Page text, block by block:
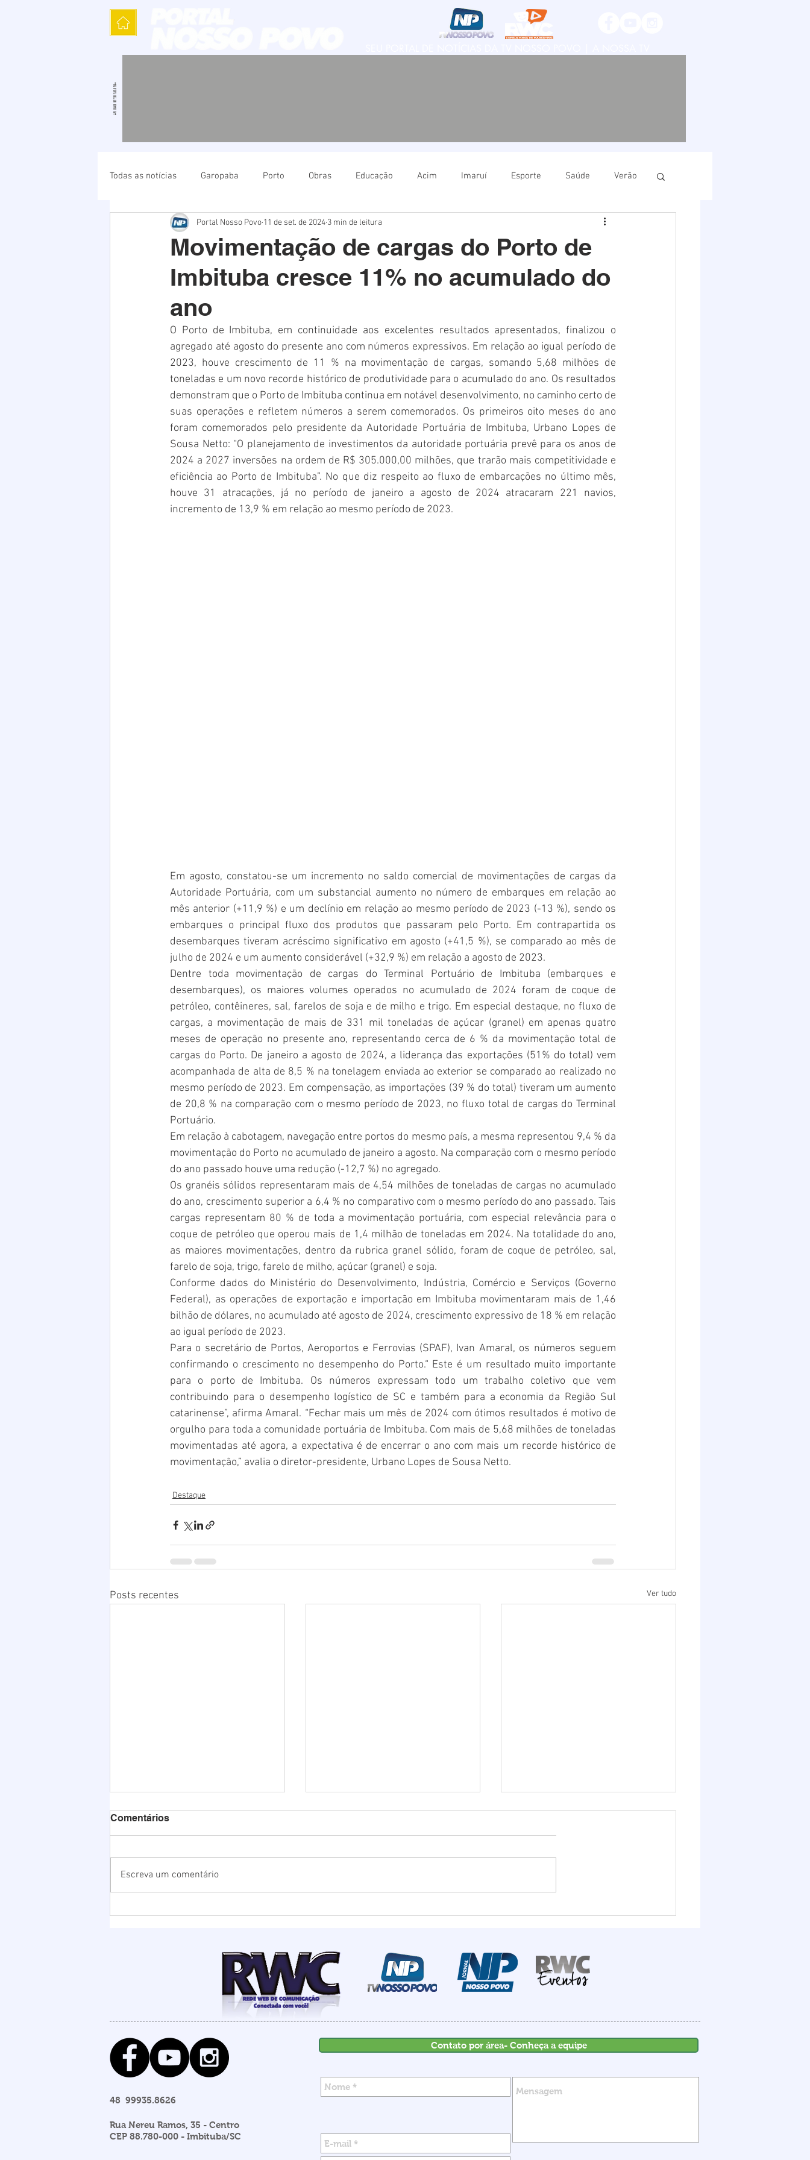
Todas as notícias Garopaba Porto Obras Educação Acim Imaruí Esporte Saúde Verão
Cultura Polícia Natureza Imbituba Imbituba
Verão Saúde Polícia Destaque Laguna Linha Destaques 1 Destaques 2
Movimentação de cargas do Porto de
Imbituba cresce 11% no acumulado do
ano
Portal Nosso Povo 11 de set. de 2024 3 min de leitura
O Porto de Imbituba, em continuidade aos excelentes resultados apresentados, finalizou o
agregado até agosto do presente ano com números expressivos. Em relação ao igual período de
2023, houve crescimento de 11 % na movimentação de cargas, somando 5,68 milhões de
toneladas e um novo recorde histórico de produtividade para o acumulado do ano. Os resultados
demonstram que o Porto de Imbituba continua em notável desenvolvimento, no caminho certo de
suas operações e refletem números a serem comemorados. Os primeiros oito meses do ano
foram comemorados pelo presidente da Autoridade Portuária de Imbituba, Urbano Lopes de
Sousa Netto: “O planejamento de investimentos da autoridade portuária prevê para os anos de
2024 a 2027 inversões na ordem de R$ 305.000,00 milhões, que trarão mais competitividade e
eficiência ao Porto de Imbituba”. No que diz respeito ao fluxo de embarcações no último mês,
houve 31 atracações, já no período de janeiro a agosto de 2024 atracaram 221 navios,
incremento de 13,9 % em relação ao mesmo período de 2023.
Em agosto, constatou-se um incremento no saldo comercial de movimentações de cargas da
Autoridade Portuária, com um substancial aumento no número de embarques em relação ao
mês anterior (+11,9 %) e um declínio em relação ao mesmo período de 2023 (-13 %), sendo os
embarques o principal fluxo dos produtos que passaram pelo Porto. Em contrapartida os
desembarques tiveram acréscimo significativo em agosto (+41,5 %), se comparado ao mês de
julho de 2024 e um aumento considerável (+32,9 %) em relação a agosto de 2023.
Dentre toda movimentação de cargas do Terminal Portuário de Imbituba (embarques e
desembarques), os maiores volumes operados no acumulado de 2024 foram de coque de
petróleo, contêineres, sal, farelos de soja e de milho e trigo. Em especial destaque, no fluxo de
cargas, a movimentação de mais de 331 mil toneladas de açúcar (granel) em apenas quatro
meses de operação no presente ano, representando cerca de 6 % da movimentação total de
cargas do Porto. De janeiro a agosto de 2024, a liderança das exportações (51% do total) vem
acompanhada de alta de 8,5 % na tonelagem enviada ao exterior se comparado ao realizado no
mesmo período de 2023. Em compensação, as importações (39 % do total) tiveram um aumento
de 20,8 % na comparação com o mesmo período de 2023, no fluxo total de cargas do Terminal
Portuário.
Em relação à cabotagem, navegação entre portos do mesmo país, a mesma representou 9,4 % da
movimentação do Porto no acumulado de janeiro a agosto. Na comparação com o mesmo período
do ano passado houve uma redução (-12,7 %) no agregado.
Os granéis sólidos representaram mais de 4,54 milhões de toneladas de cargas no acumulado
do ano, crescimento superior a 6,4 % no comparativo com o mesmo período do ano passado. Tais
cargas representam 80 % de toda a movimentação portuária, com especial relevância para o
coque de petróleo que operou mais de 1,4 milhão de toneladas em 2024. Na totalidade do ano,
as maiores movimentações, dentro da rubrica granel sólido, foram de coque de petróleo, sal,
farelo de soja, trigo, farelo de milho, açúcar (granel) e soja.
Conforme dados do Ministério do Desenvolvimento, Indústria, Comércio e Serviços (Governo
Federal), as operações de exportação e importação em Imbituba movimentaram mais de 1,46
bilhão de dólares, no acumulado até agosto de 2024, crescimento expressivo de 18 % em relação
ao igual período de 2023.
Para o secretário de Portos, Aeroportos e Ferrovias (SPAF), Ivan Amaral, os números seguem
confirmando o crescimento no desempenho do Porto.“ Este é um resultado muito importante
para o porto de Imbituba. Os números expressam todo um trabalho coletivo que vem
contribuindo para o desempenho logístico de SC e também para a economia da Região Sul
catarinense”, afirma Amaral. “Fechar mais um mês de 2024 com ótimos resultados é motivo de
orgulho para toda a comunidade portuária de Imbituba. Com mais de 5,68 milhões de toneladas
movimentadas até agora, a expectativa é de encerrar o ano com mais um recorde histórico de
movimentação,” avalia o diretor-presidente, Urbano Lopes de Sousa Netto.
Destaque
Posts recentes Ver tudo
homicídios para o mês de
maio em 18 anos
investimentos até 2030
Comentários
Escreva um comentário
Rua Nereu Ramos, 35 - Centro
CEP 88.780-000 - Imbituba/SC
48 99935.8626
Contato por área- Conheça a equipe